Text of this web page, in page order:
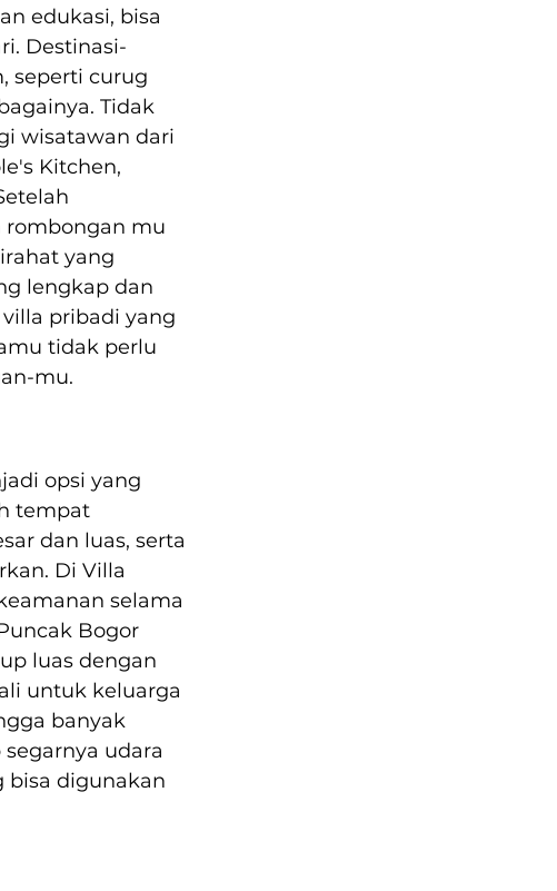
edukasi, bisa
Destinasi-
seperti curug
Tidak
wisatawan dari
Kitchen,
mu
yang
lengkap dan
pribadi yang
tidak perlu
mu.
opsi yang
tempat
dan luas, serta
Di Villa
selama
Bogor
luas dengan
untuk keluarga
banyak
udara
bisa digunakan